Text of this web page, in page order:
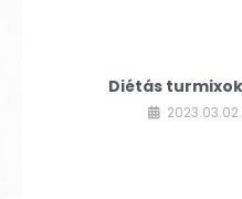
Diétás
2023.03.02.